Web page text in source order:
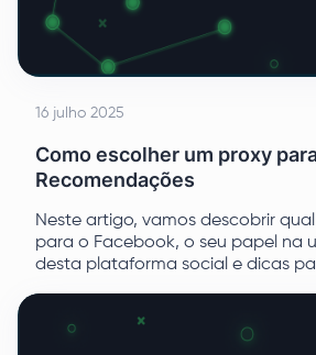
16 julho 2025
Como escolher um proxy
Recomendações
Neste artigo, vamos descobrir
para o Facebook, o seu papel na
desta plataforma social e dicas